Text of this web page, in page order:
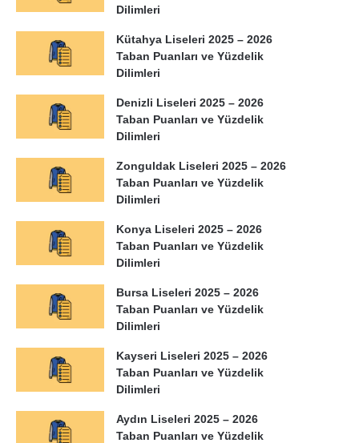
Dilimleri
Kütahya Liseleri 2025 – 2026
Taban Puanları ve Yüzdelik
Dilimleri
Denizli Liseleri 2025 – 2026
Taban Puanları ve Yüzdelik
Dilimleri
Zonguldak Liseleri 2025 – 2026
Taban Puanları ve Yüzdelik
Dilimleri
Konya Liseleri 2025 – 2026
Taban Puanları ve Yüzdelik
Dilimleri
Bursa Liseleri 2025 – 2026
Taban Puanları ve Yüzdelik
Dilimleri
Kayseri Liseleri 2025 – 2026
Taban Puanları ve Yüzdelik
Dilimleri
Aydın Liseleri 2025 – 2026
Taban Puanları ve Yüzdelik